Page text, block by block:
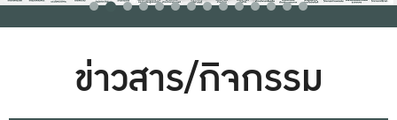
ข่าวสาร/กิจกรรม